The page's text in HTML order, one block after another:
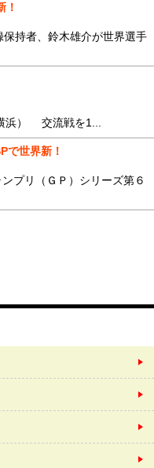
！
持者、鈴木雄介が世界選手
浜） 交流戦を1...
で世界新！
プリ（ＧＰ）シリーズ第６